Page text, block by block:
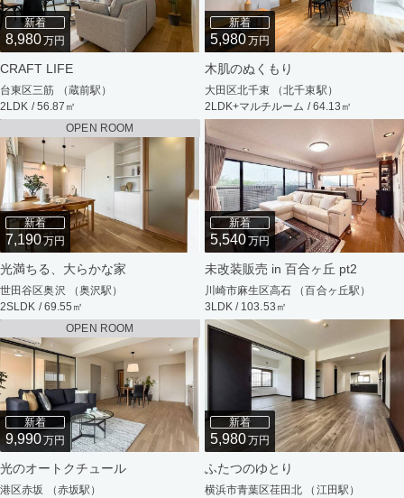
新着
8,980万円
CRAFT LIFE
台東区三筋 （蔵前駅）
2LDK / 56.87㎡
新着
5,980万円
木肌のぬくもり
大田区北千束 （北千束駅）
2LDK+マルチルーム / 64.13㎡
OPEN ROOM
新着
7,190万円
光満ちる、大らかな家
世田谷区奥沢 （奥沢駅）
2SLDK / 69.55㎡
新着
5,540万円
未改装販売 in 百合ヶ丘 pt2
川崎市麻生区高石 （百合ヶ丘駅）
3LDK / 103.53㎡
OPEN ROOM
新着
9,990万円
光のオートクチュール
港区赤坂 （赤坂駅）
新着
5,980万円
ふたつのゆとり
横浜市青葉区荏田北 （江田駅）